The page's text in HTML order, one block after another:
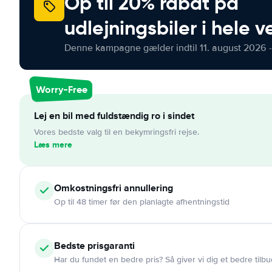
udlejningsbiler i hele
Denne kampagne gælder indtil 11. august 2026
Worry-Free
Lej en bil med fuldstændig ro i sindet
Vores bedste valg til en bekymringsfri rejse.
Læs mere
Omkostningsfri annullering
Op til 48 timer før den planlagte afhentningstid
Bedste prisgaranti
Har du fundet en bedre pris? Så giver vi dig et bedre